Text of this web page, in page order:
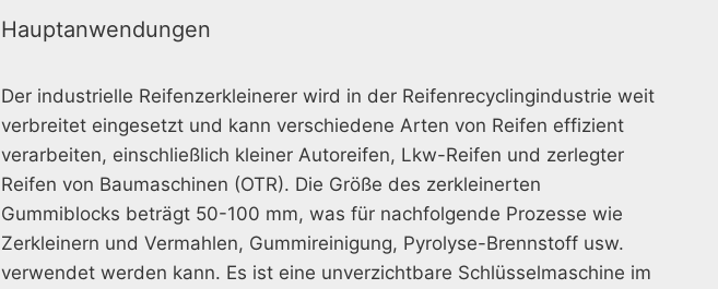
Hauptanwendungen
Der industrielle Reifenzerkleinerer wird in der Reifenrecyclingindustrie weit
verbreitet eingesetzt und kann verschiedene Arten von Reifen effizient
verarbeiten, einschließlich kleiner Autoreifen, Lkw-Reifen und zerlegter
Reifen von Baumaschinen (OTR). Die Größe des zerkleinerten
Gummiblocks beträgt 50-100 mm, was für nachfolgende Prozesse wie
Zerkleinern und Vermahlen, Gummireinigung, Pyrolyse-Brennstoff usw.
verwendet werden kann. Es ist eine unverzichtbare Schlüsselmaschine im